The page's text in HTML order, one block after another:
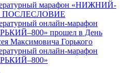
марафон «НИЖНИЙ-
ПОСЛЕСЛОВИЕ
онлайн-марафон
прошел в День
Максимовича Горького
онлайн-марафон